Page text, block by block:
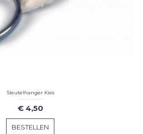
Sleutelhanger Kies
€ 4,50
BESTELLEN